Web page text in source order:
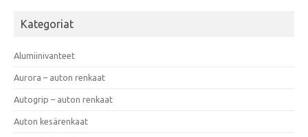
Kategoriat
Alumiinivanteet
Aurora – auton renkaat
Autogrip – auton renkaat
Auton kesärenkaat